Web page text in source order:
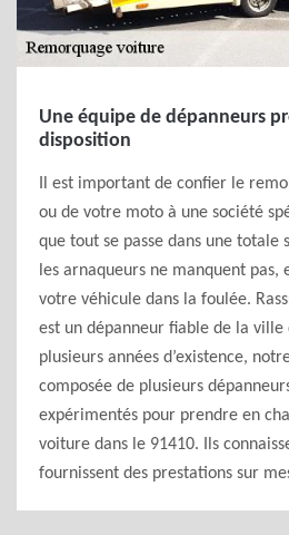
Une équipe de dépanneurs
disposition
Il est important de confier le
ou de votre moto à une société
que tout se passe dans une totale
les arnaqueurs ne manquent pas,
votre véhicule dans la foulée.
est un dépanneur fiable de la ville
plusieurs années d’existence,
composée de plusieurs
expérimentés pour prendre en
voiture dans le 91410. Ils
fournissent des prestations sur